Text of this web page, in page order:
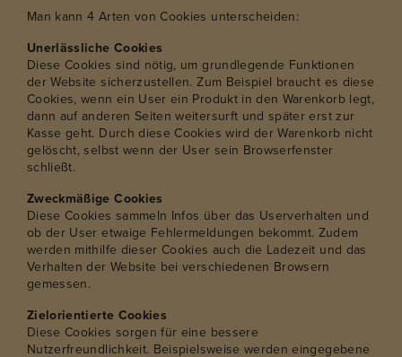
Man kann 4 Arten von Cookies unterscheiden:
Unerlässliche Cookies
Diese Cookies sind nötig, um grundlegende Funktionen
der Website sicherzustellen. Zum Beispiel braucht es diese
Cookies, wenn ein User ein Produkt in den Warenkorb legt,
dann auf anderen Seiten weitersurft und später erst zur
Kasse geht. Durch diese Cookies wird der Warenkorb nicht
gelöscht, selbst wenn der User sein Browserfenster
schließt.
Zweckmäßige Cookies
Diese Cookies sammeln Infos über das Userverhalten und
ob der User etwaige Fehlermeldungen bekommt. Zudem
werden mithilfe dieser Cookies auch die Ladezeit und das
Verhalten der Website bei verschiedenen Browsern
gemessen.
Zielorientierte Cookies
Diese Cookies sorgen für eine bessere
Nutzerfreundlichkeit. Beispielsweise werden eingegebene